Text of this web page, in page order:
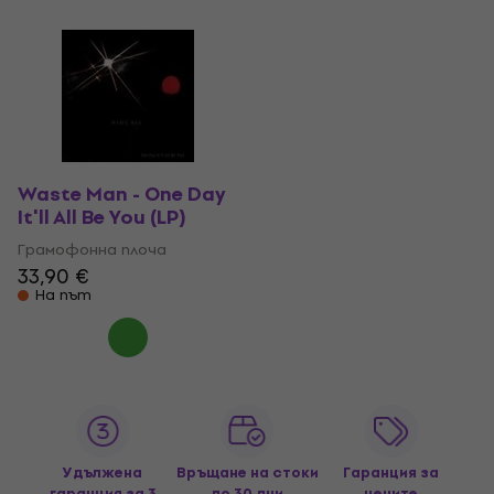
Waste Man - One Day
It'll All Be You (LP)
Грамофонна плоча
33,90 €
На път
Удължена
Връщане на стоки
Гаранция за